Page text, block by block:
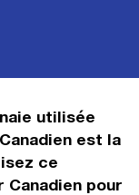
utilisée
est la
ce
pour